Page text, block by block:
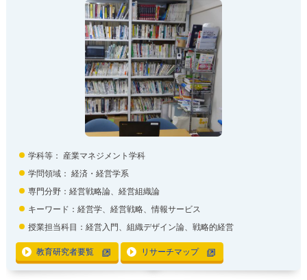
学科等： 産業マネジメント学科
学問領域： 経済・経営学系
専門分野：経営戦略論、経営組織論
キーワード：経営学、経営戦略、情報サービス
授業担当科目：経営入門、組織デザイン論、戦略的経営
教育研究者要覧 リサーチマップ